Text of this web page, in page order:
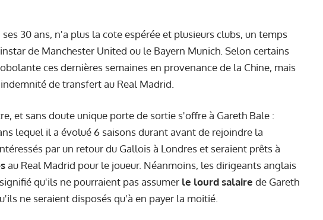
30 ans, n'a plus la cote espérée et plusieurs clubs, un temps
de Manchester United ou le Bayern Munich. Selon certains
ces dernières semaines en provenance de la Chine, mais
de transfert au Real Madrid.
et sans doute unique porte de sortie s'offre à Gareth Bale :
lequel il a évolué 6 saisons durant avant de rejoindre la
par un retour du Gallois à Londres et seraient prêts à
au Real Madrid pour le joueur. Néanmoins, les dirigeants anglais
qu'ils ne pourraient pas assumer le lourd salaire de Gareth
ne seraient disposés qu'à en payer la moitié.